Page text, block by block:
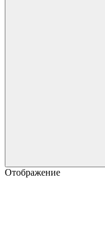
Отображение